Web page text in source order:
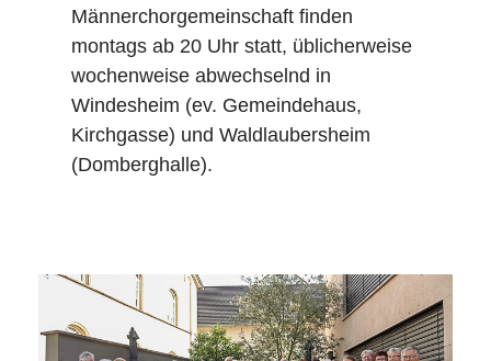
Männerchorgemeinschaft finden
montags ab 20 Uhr statt, üblicherweise
wochenweise abwechselnd in
Windesheim (ev. Gemeindehaus,
Kirchgasse) und Waldlaubersheim
(Domberghalle).